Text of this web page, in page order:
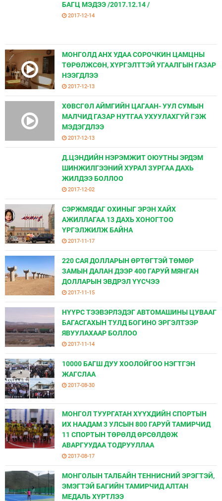
БАГЦ МЭДЭЭ /2017.12.14 /
2017-12-14
МОНГОЛД АНХ УДАА СОРОЧКИН ЦАМЦНЫ
ТӨРӨЛЖСӨН, ХҮРГЭЛТТЭЙ УГААЛГЫН ГАЗАР
НЭЭГДЛЭЭ
2017-12-13
ХӨВСГӨЛ АЙМГИЙН ЦАГААН- УУЛ СУМЫН
МАЛЧИД ГАЗАР НУТГАА УХУУЛАХГҮЙ ГЭЖ
МЭДЭГДЛЭЭ
2017-12-13
Д.ЦЭНДИЙН НЭРЭМЖИТ ОЮУТНЫ ЭРДЭМ
ШИНЖИЛГЭЭНИЙ ХУРАЛ ЗУРГАА ДАХЬ
ЖИЛДЭЭ БОЛЛОО
2017-12-02
СЭРЖМЯДАГ ОХИНЫГ ЭРЭН ХАЙХ
АЖИЛЛАГАА 13 ДАХЬ ХОНОГТОО
ҮРГЭЛЖИЛЖ БАЙНА
2017-11-17
220 САЯ ДОЛЛАРЫН ӨРТӨГТЭЙ ТӨМӨР
ЗАМЫН ДАЛАН ДЭЭР 400 ГАРУЙ МЯНГАН
ДОЛЛАРЫН ЭВДРЭЛ ҮҮСЧЭЭ
2017-11-15
НҮҮРС ТЭЭВЭРЛЭДЭГ АВТОМАШИНЫ ЦУВААГ
БАГАСГАХЫН ТУЛД БОГИНО ЭРГЭЛТЭЭР
ЯВУУЛАХААР БОЛЛОО
2017-11-14
10000 БАГШ ДУУ ХООЛОЙГОО НЭГТГЭН
ЖАГСЛАА
2017-08-30
МОНГОЛ ТУУРГАТАН ХҮҮХДИЙН СПОРТЫН
ИХ НААДАМ 3 УЛСЫН 800 ГАРУЙ ТАМИРЧИД
11 СПОРТЫН ТӨРӨЛД ӨРСӨЛДӨЖ
АВАРГУУДАА ТОДРУУЛЛАА
2017-08-17
МОНГОЛЫН ТАЛБАЙН ТЕННИСНИЙ ЭРЭГТЭЙ,
ЭМЭГТЭЙ БАГИЙН ТАМИРЧИД АЛТАН
МЕДАЛЬ ХҮРТЛЭЭ